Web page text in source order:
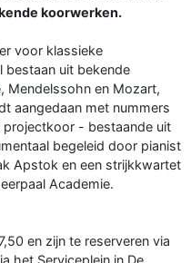
koorwerken.
voor klassieke
bestaan uit bekende
Mendelssohn en Mozart,
aangedaan met nummers
projectkoor - bestaande uit
begeleid door pianist
Apstok en een strijkkwartet
Academie.
en zijn te reserveren via
het Serviceplein in De